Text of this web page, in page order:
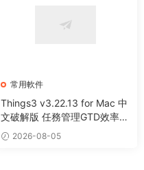
常用軟件
Things3 v3.22.13 for Mac 中
文破解版 任務管理GTD效率工
具 2026-08-05